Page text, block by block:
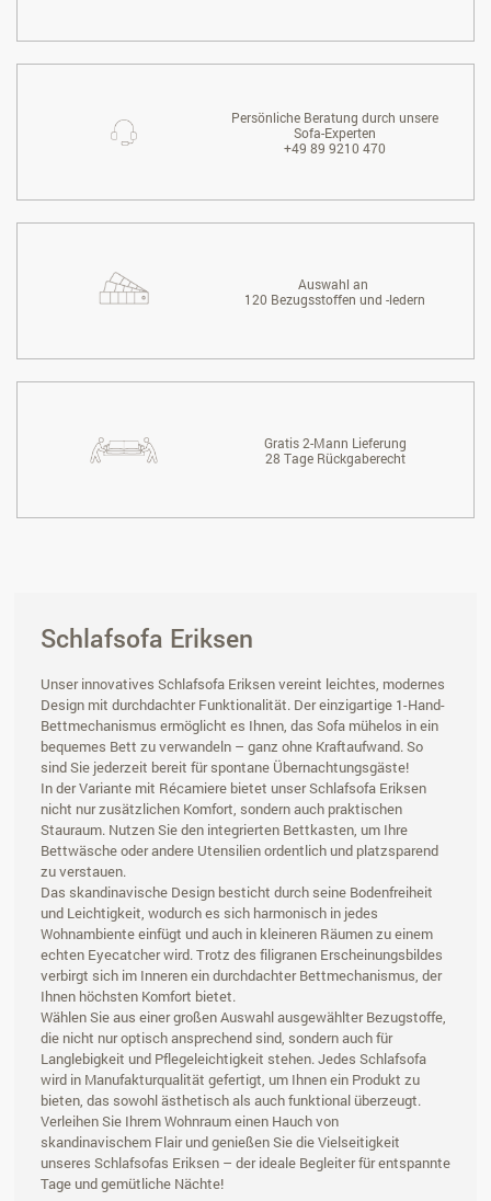
Persönliche Beratung durch unsere
Sofa-Experten
+49 89 9210 470
Auswahl an
120 Bezugsstoffen und -ledern
Gratis 2-Mann Lieferung
28 Tage Rückgaberecht
Schlafsofa Eriksen
Unser innovatives Schlafsofa Eriksen vereint leichtes, modernes
Design mit durchdachter Funktionalität. Der einzigartige 1-Hand-
Bettmechanismus ermöglicht es Ihnen, das Sofa mühelos in ein
bequemes Bett zu verwandeln – ganz ohne Kraftaufwand. So
sind Sie jederzeit bereit für spontane Übernachtungsgäste!
In der Variante mit Récamiere bietet unser Schlafsofa Eriksen
nicht nur zusätzlichen Komfort, sondern auch praktischen
Stauraum. Nutzen Sie den integrierten Bettkasten, um Ihre
Bettwäsche oder andere Utensilien ordentlich und platzsparend
zu verstauen.
Das skandinavische Design besticht durch seine Bodenfreiheit
und Leichtigkeit, wodurch es sich harmonisch in jedes
Wohnambiente einfügt und auch in kleineren Räumen zu einem
echten Eyecatcher wird. Trotz des filigranen Erscheinungsbildes
verbirgt sich im Inneren ein durchdachter Bettmechanismus, der
Ihnen höchsten Komfort bietet.
Wählen Sie aus einer großen Auswahl ausgewählter Bezugstoffe,
die nicht nur optisch ansprechend sind, sondern auch für
Langlebigkeit und Pflegeleichtigkeit stehen. Jedes Schlafsofa
wird in Manufakturqualität gefertigt, um Ihnen ein Produkt zu
bieten, das sowohl ästhetisch als auch funktional überzeugt.
Verleihen Sie Ihrem Wohnraum einen Hauch von
skandinavischem Flair und genießen Sie die Vielseitigkeit
unseres Schlafsofas Eriksen – der ideale Begleiter für entspannte
Tage und gemütliche Nächte!